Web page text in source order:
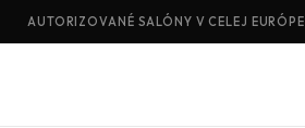
AUTORIZOVANÉ SALÓNY V CELEJ EURÓPE